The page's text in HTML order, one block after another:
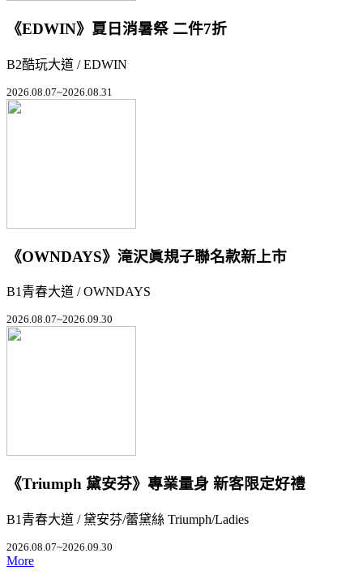
《EDWIN》夏日消暑祭 二件7折
B2酷玩大道 / EDWIN
2026.08.07~2026.08.31
《OWNDAYS》滝沢眞規子聯名款新上市
B1青春大道 / OWNDAYS
2026.08.07~2026.09.30
《Triumph 黛安芬》專業量身 新客限定好禮
B1青春大道 / 黛安芬/蕾黛絲 Triumph/Ladies
2026.08.07~2026.09.30
More